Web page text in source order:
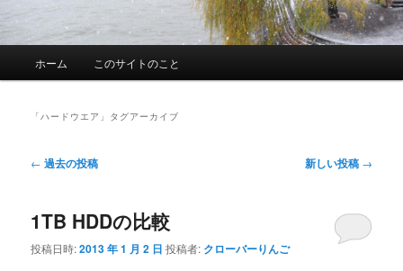
ホーム このサイトのこと
「ハードウエア 」タグアーカイブ
投
ビ
ー
← 過去の投稿 新しい投稿 →
1TB HDDの比較
投稿日時:2013 年 1 月 2 日 投稿者: クローバーりんご